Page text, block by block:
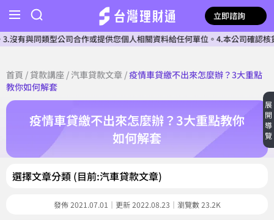
立即諮詢
司合作或提供您個人相關資料給任何單位。4.本公司確認核貸前不會收
首頁 / 貸款講座 / 汽車貸款文章 /疫情車貸繳不出來怎麼辦？3大重點
教你如何解套
疫情車貸繳不出來怎麼辦？3大重點教你
如何解套
選擇文章分類 (目前:汽車貸款文章)
發佈 2021.07.01｜更新 2022.08.23｜瀏覽數 23.2K
展
開
導
覽